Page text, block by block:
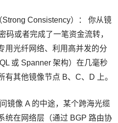
Strong Consistency）： 你从镜
码或者完成了一笔资金流转，
用光纤网络、利用高并发的分
或 Spanner 架构）在几毫秒
有其他镜像节点 B、C、D 上。
镜像 A 的中途，某个跨海光缆
统在网络层（通过 BGP 路由协